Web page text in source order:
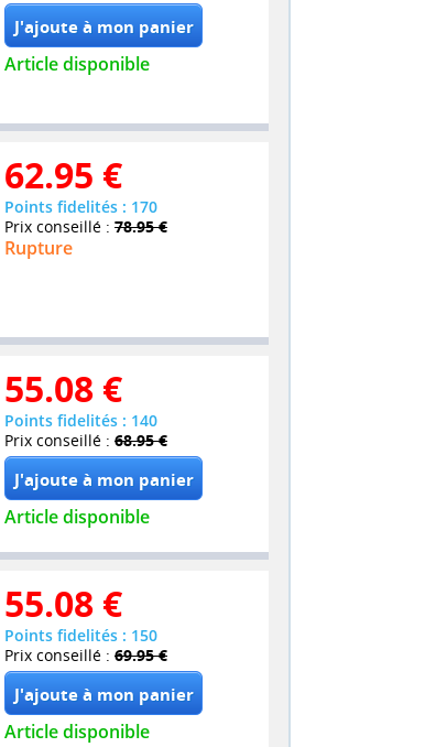
Article disponible
62.95 €
Points fidelités : 170
Prix conseillé : 78.95 €
Rupture
55.08 €
Points fidelités : 140
Prix conseillé : 68.95 €
Article disponible
55.08 €
Points fidelités : 150
Prix conseillé : 69.95 €
Article disponible